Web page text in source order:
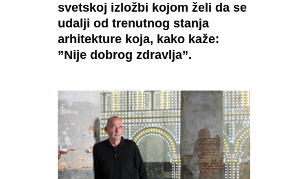
svetskoj izložbi kojom želi da se
udalji od trenutnog stanja
arhitekture koja, kako kaže:
”Nije dobrog zdravlja”.